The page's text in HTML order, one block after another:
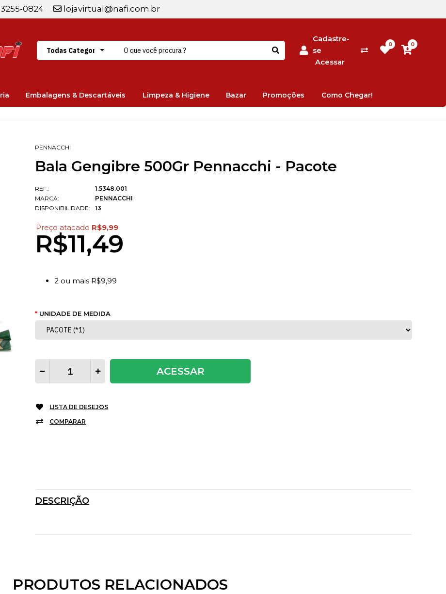
0824 lojavirtual@nafi.com.br
Cadastre-
se
Acessar
0 0
Embalagens & Descartáveis Limpeza & Higiene Bazar Promoções Como Chegar!
PENNACCHI
Bala Gengibre 500Gr Pennacchi - Pacote
REF.:
MARCA:
DISPONIBILIDADE:
1.5348.001
PENNACCHI
13
Preço atacado R$9,99
R$11,49
2 ou mais R$9,99
UNIDADE DE MEDIDA
ACESSAR
LISTA DE DESEJOS
COMPARAR
DESCRIÇÃO
PRODUTOS RELACIONADOS